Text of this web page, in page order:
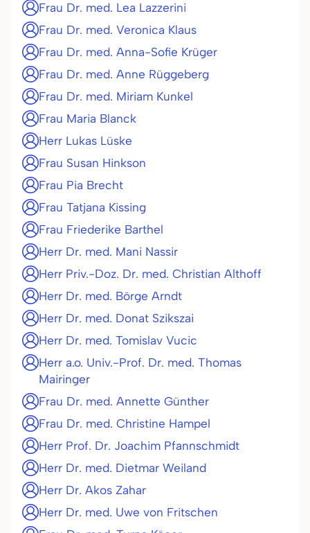
Frau Dr. med. Lea Lazzerini
Frau Dr. med. Veronica Klaus
Frau Dr. med. Anna-Sofie Krüger
Frau Dr. med. Anne Rüggeberg
Frau Dr. med. Miriam Kunkel
Frau Maria Blanck
Herr Lukas Lüske
Frau Susan Hinkson
Frau Pia Brecht
Frau Tatjana Kissing
Frau Friederike Barthel
Herr Dr. med. Mani Nassir
Herr Priv.-Doz. Dr. med. Christian Althoff
Herr Dr. med. Börge Arndt
Herr Dr. med. Donat Szikszai
Herr Dr. med. Tomislav Vucic
Herr a.o. Univ.-Prof. Dr. med. Thomas
Mairinger
Frau Dr. med. Annette Günther
Frau Dr. med. Christine Hampel
Herr Prof. Dr. Joachim Pfannschmidt
Herr Dr. med. Dietmar Weiland
Herr Dr. Akos Zahar
Herr Dr. med. Uwe von Fritschen